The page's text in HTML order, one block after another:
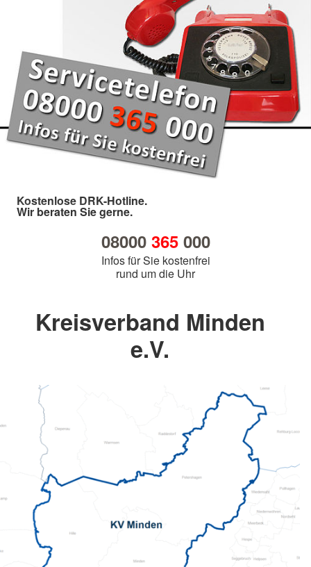
Kostenlose DRK-Hotline.
Wir beraten Sie gerne.
08000 365000
Infos für Sie kostenfrei
rund um die Uhr
Kreisverband Minden
e.V.